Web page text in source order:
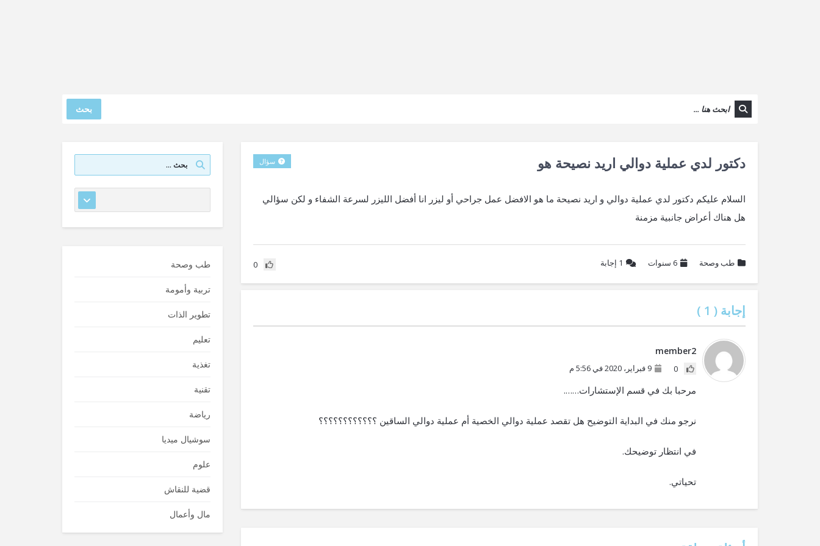
بحث
دكتور لدي عملية دوالي اريد نصيحة هو سؤال
السلام عليكم دكتور لدي عملية دوالي و اريد نصيحة ما هو الافضل عمل جراحي أو ليزر انا أفضل الليزر لسرعة الشفاء و لكن سؤالي
هل هناك أعراض جانبية مزمنة
طب وصحة 6 سنوات 1 إجابة 0
إجابة ( 1
)
member2
0 9 فبراير، 2020 في 5:56 م
مرحبا بك في قسم الإستشارات…….
نرجو منك في البداية التوضيح هل تقصد عملية دوالي الخصية أم عملية دوالي الساقين ؟؟؟؟؟؟؟؟؟؟؟؟
في انتظار توضيحك.
تحياتي.
طب وصحة
تربية وأمومة
تطوير الذات
تعليم
تغذية
تقنية
رياضة
سوشيال ميديا
علوم
قضية للنقاش
مال وأعمال